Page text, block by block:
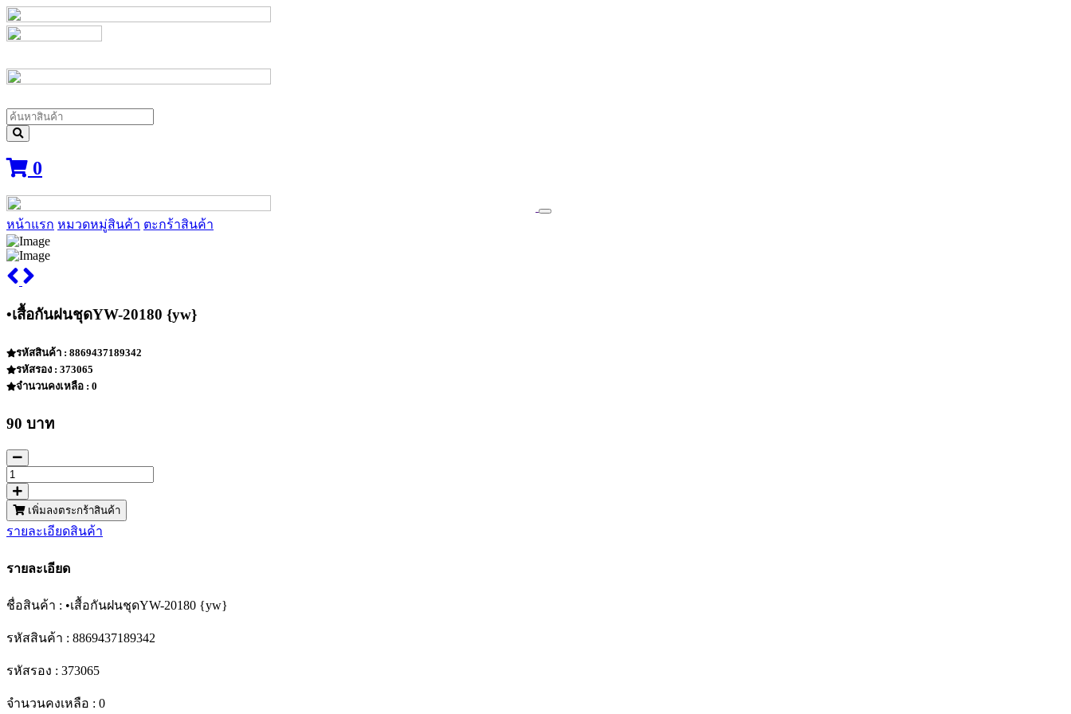
0
หน้าแรก หมวดหมู่สินค้า ตะกร้าสินค้า
•เสื้อกันฝนชุดYW-20180 {yw}
รหัสสินค้า : 8869437189342
รหัสรอง : 373065
จำนวนคงเหลือ : 0
90 บาท
เพิ่มลงตระกร้าสินค้า
รายละเอียดสินค้า
รายละเอียด
ชื่อสินค้า : •เสื้อกันฝนชุดYW-20180 {yw}
รหัสสินค้า : 8869437189342
รหัสรอง : 373065
จำนวนคงเหลือ : 0